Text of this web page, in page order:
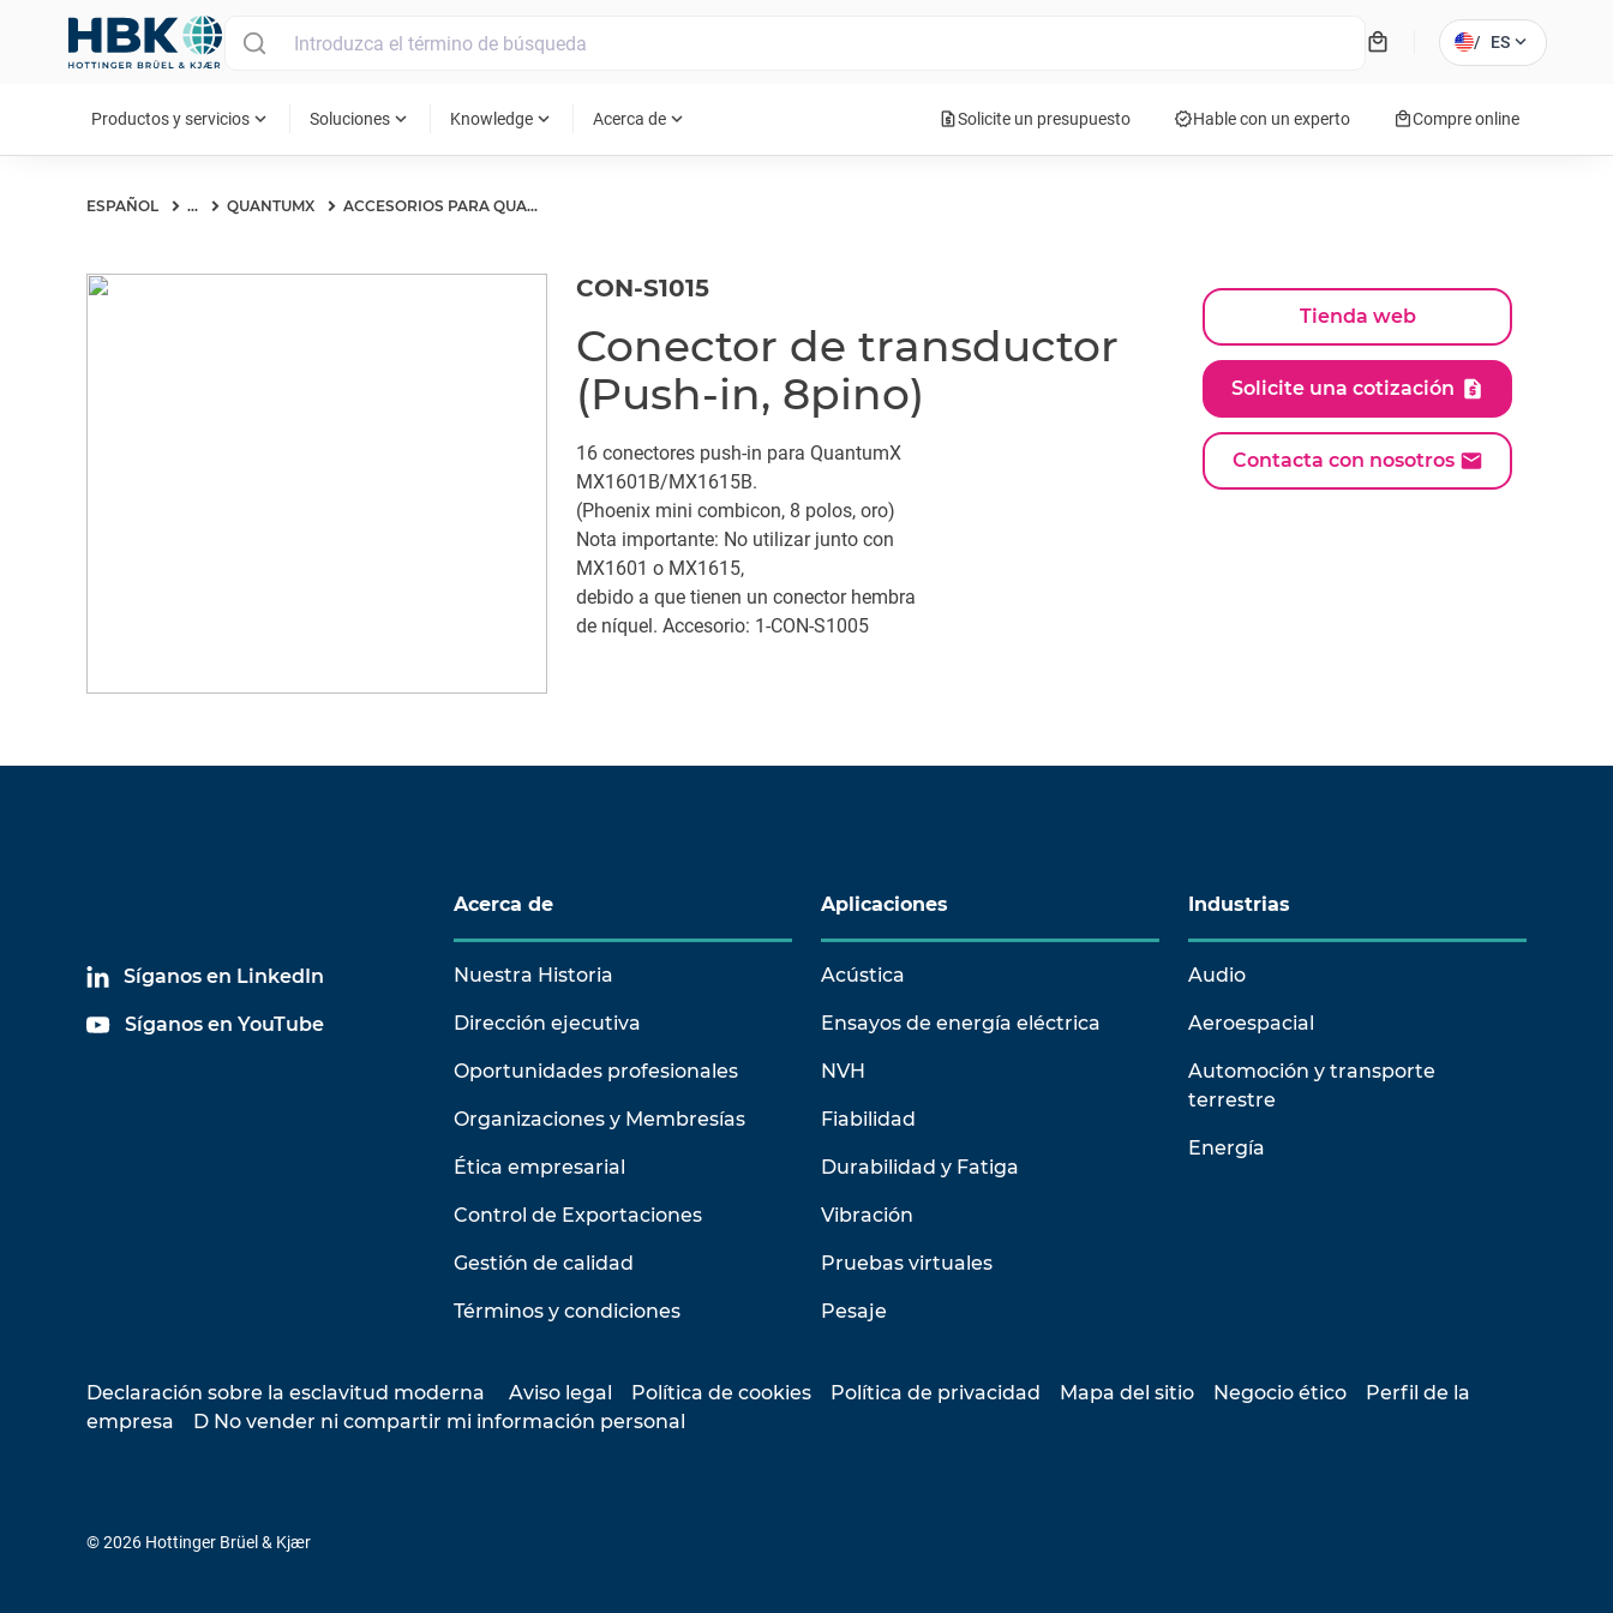
local_mall / ES expand_more
Productos y servicios expand_more Soluciones expand_more Knowledge expand_more Acerca de expand_more request_quoteSolicite un presupuesto verifiedHable con un experto local_mallCompre online
ESPAÑOL ... QUANTUMX ACCESORIOS PARA QUANTUMX
CON-S1015
Conector de transductor
(Push-in, 8pino)
16 conectores push-in para QuantumX
MX1601B/MX1615B.
(Phoenix mini combicon, 8 polos, oro)
Nota importante: No utilizar junto con
MX1601 o MX1615,
debido a que tienen un conector hembra
de níquel. Accesorio: 1-CON-S1005
Tienda web
Solicite una cotización
Contacta con nosotros
Síganos en LinkedIn
Síganos en YouTube
Acerca de
Nuestra Historia
Dirección ejecutiva
Oportunidades profesionales
Organizaciones y Membresías
Ética empresarial
Control de Exportaciones
Gestión de calidad
Términos y condiciones
Aplicaciones
Acústica
Ensayos de energía eléctrica
NVH
Fiabilidad
Durabilidad y Fatiga
Vibración
Pruebas virtuales
Pesaje
Industrias
Audio
Aeroespacial
Automoción y transporte
terrestre
Energía
Declaración sobre la esclavitud moderna Aviso legal Política de cookies Política de privacidad Mapa del sitio Negocio ético
Perfil de la
empresa
D No vender ni compartir mi información personal
© 2026 Hottinger Brüel & Kjær